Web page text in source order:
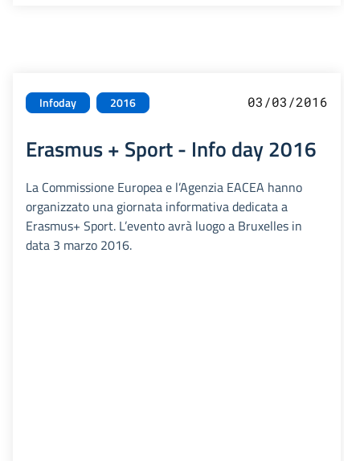
Infoday 2016 03/03/2016
Erasmus + Sport - Info day 2016
La Commissione Europea e l’Agenzia EACEA hanno
organizzato una giornata informativa dedicata a
Erasmus+ Sport. L’evento avrà luogo a Bruxelles in
data 3 marzo 2016.